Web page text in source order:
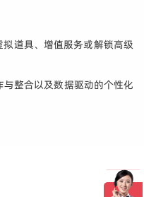
道具、增值服务或解锁高级
整合以及数据驱动的个性化